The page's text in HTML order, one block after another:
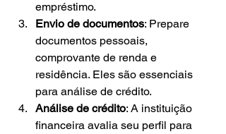
empréstimo.
Envio de documentos: Prepare
documentos pessoais,
comprovante de renda e
residência. Eles são essenciais
para análise de crédito.
Análise de crédito: A instituição
financeira avalia seu perfil para